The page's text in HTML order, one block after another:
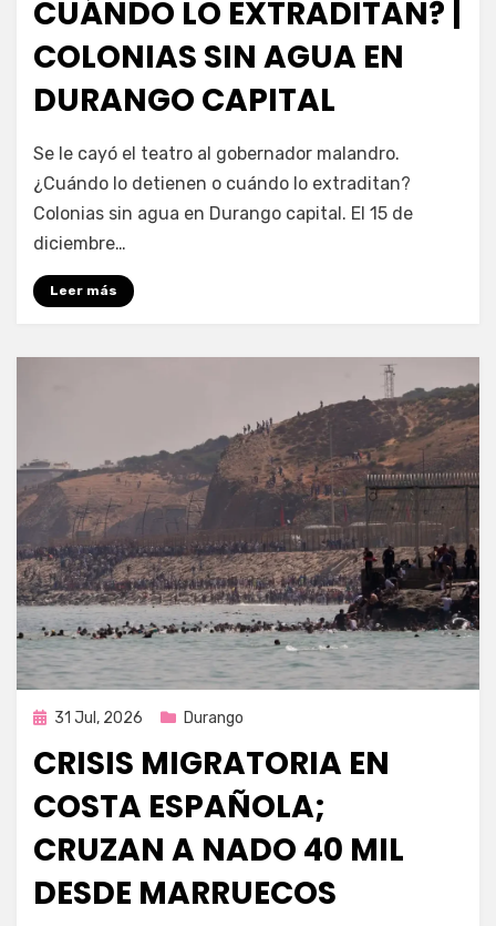
CUÁNDO LO EXTRADITAN? |
COLONIAS SIN AGUA EN
DURANGO CAPITAL
por Fernando Miranda Servín
Se le cayó el teatro al gobernador malandro.
¿Cuándo lo detienen o cuándo lo extraditan?
Colonias sin agua en Durango capital. El 15 de
diciembre…
Leer más
Publicada
31 Jul, 2026 Durango
CRISIS MIGRATORIA EN
COSTA ESPAÑOLA;
CRUZAN A NADO 40 MIL
DESDE MARRUECOS